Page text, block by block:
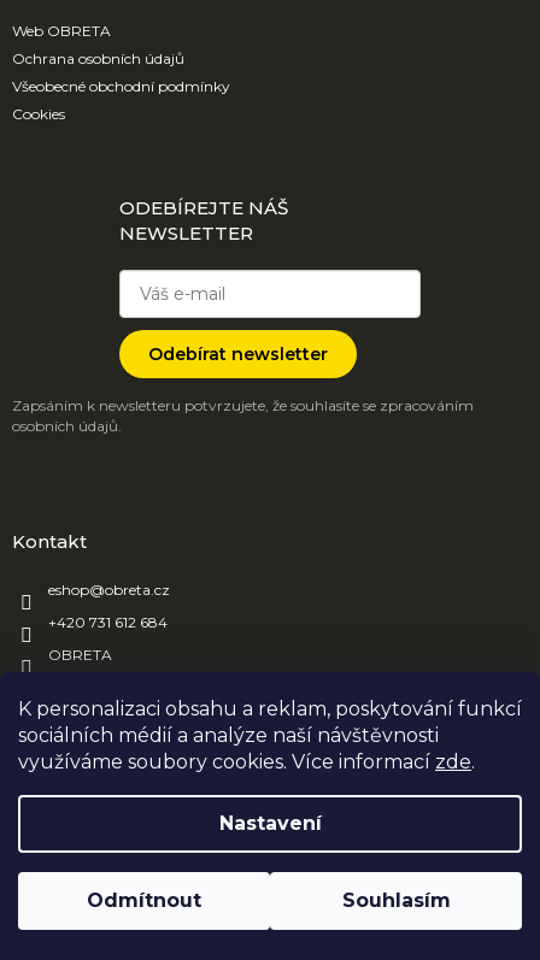
K personalizaci obsahu a reklam, poskytování funkcí
sociálních médií a analýze naší návštěvnosti
využíváme soubory cookies. Více informací zde.
Nastavení
Odmítnout Souhlasím
Web OBRETA
Ochrana osobních údajů
Všeobecné obchodní podmínky
Cookies
ODEBÍREJTE NÁŠ
NEWSLETTER
Odebírat newsletter
Zapsáním k newsletteru potvrzujete, že souhlasíte se zpracováním
osobních údajů.
Kontakt
eshop@obreta.cz
+420 731 612 684
OBRETA
Vytvořil Shoptet